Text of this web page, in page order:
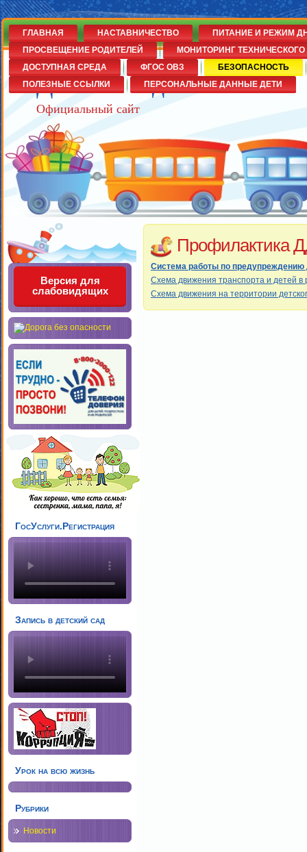
Детский сад№14
Официальный сайт
ГЛАВНАЯ НАСТАВНИЧЕСТВО
ПИТАНИЕ И РЕЖИМ
ПРОСВЕЩЕНИЕ РОДИТЕЛЕЙ
МОНИТОРИНГ
ДОСТУПНАЯ СРЕДА
ФГОС ОВЗ
БЕЗОПАСНОСТЬ
ПОЛЕЗНЫЕ ССЫЛКИ
ПЕРСОНАЛЬНЫЕ ДАННЫЕ ДЕТИ
Версия для
слабовидящих
ГосУслуги.Регистрация
Запись в детский сад
Урок на всю жизнь
Рубрики
Новости
Профилактика
Система работы по предупреждению
Схема движения транспорта и детей
Схема движения на территории